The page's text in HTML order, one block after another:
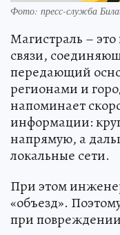
Фото: пресс-служба
Магистраль –
связи,
передающий
регионами и
напоминает
информации:
напрямую, а
локальные сети.
При этом
«объезд».
при